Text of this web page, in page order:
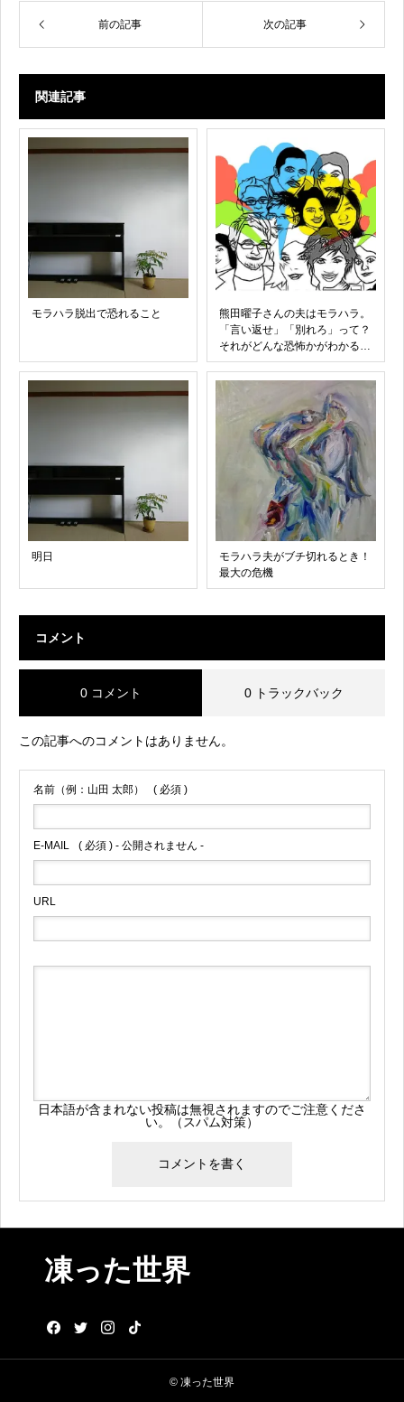
前の記事 次の記事
関連記事
モラハラ脱出で恐れること
熊田曜子さんの夫はモラハラ。
「言い返せ」「別れろ」って？
それがどんな恐怖かがわかるで
しょうか？
明日
モラハラ夫がブチ切れるとき！
最大の危機
コメント
0 コメント 0 トラックバック
この記事へのコメントはありません。
名前（例：山田 太郎） ( 必須 )
E-MAIL ( 必須 ) - 公開されません -
URL
日本語が含まれない投稿は無視されますのでご注意くださ
い。（スパム対策）
凍った世界
© 凍った世界